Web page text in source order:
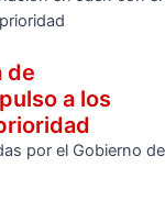
de
a los